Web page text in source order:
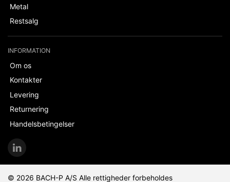
Metal
Restsalg
INFORMATION
Om os
Kontakter
Levering
Returnering
Handelsbetingelser
© 2026 BACH-P A/S Alle rettigheder forbeholdes